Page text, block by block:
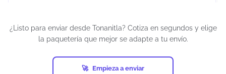
armas artificiales, restos humanos o animales,
diamantes industriales, pornografía, billetes de
tarjetas de crédito activadas, productos pirata,
¿Listo para enviar desde Tonanitla? Cotiza en segundos y elige
la paquetería que mejor se adapte a tu envío.
Empieza a enviar